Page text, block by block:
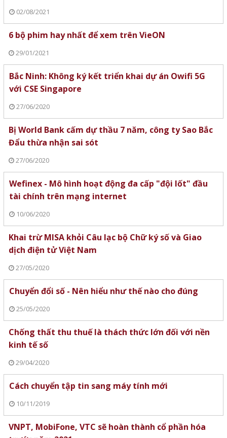
02/08/2021
6 bộ phim hay nhất để xem trên VieON
29/01/2021
Bắc Ninh: Không ký kết triển khai dự án Owifi 5G
với CSE Singapore
27/06/2020
Bị World Bank cấm dự thầu 7 năm, công ty Sao Bắc
Đẩu thừa nhận sai sót
27/06/2020
Wefinex - Mô hình hoạt động đa cấp "đội lốt" đầu
tài chính trên mạng internet
10/06/2020
Khai trừ MISA khỏi Câu lạc bộ Chữ ký số và Giao
dịch điện tử Việt Nam
27/05/2020
Chuyển đổi số - Nên hiểu như thế nào cho đúng
25/05/2020
Chống thất thu thuế là thách thức lớn đối với nền
kinh tế số
29/04/2020
Cách chuyển tập tin sang máy tính mới
10/11/2019
VNPT, MobiFone, VTC sẽ hoàn thành cổ phần hóa